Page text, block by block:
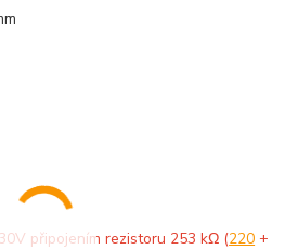
připojením rezistoru 253 kΩ (220 +